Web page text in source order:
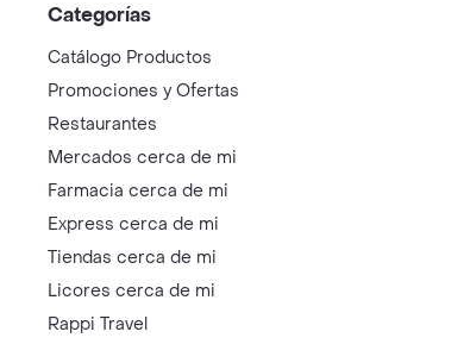
Categorías
Catálogo Productos
Promociones y Ofertas
Restaurantes
Mercados cerca de mi
Farmacia cerca de mi
Express cerca de mi
Tiendas cerca de mi
Licores cerca de mi
Rappi Travel